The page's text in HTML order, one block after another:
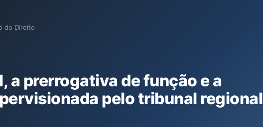
do Direito
a prerrogativa de função e a
pelo tribunal regional